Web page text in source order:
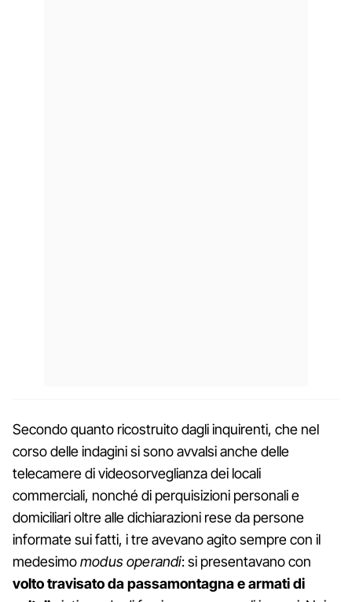
Secondo quanto ricostruito dagli inquirenti, che nel
corso delle indagini si sono avvalsi anche delle
telecamere di videosorveglianza dei locali
commerciali, nonché di perquisizioni personali e
domiciliari oltre alle dichiarazioni rese da persone
informate sui fatti, i tre avevano agito sempre con il
medesimomodus operandi: si presentavano con
volto travisato da passamontagna e armati di